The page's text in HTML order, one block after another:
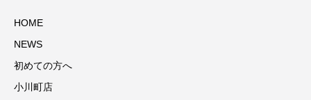
HOME
NEWS
初めての方へ
小川町店